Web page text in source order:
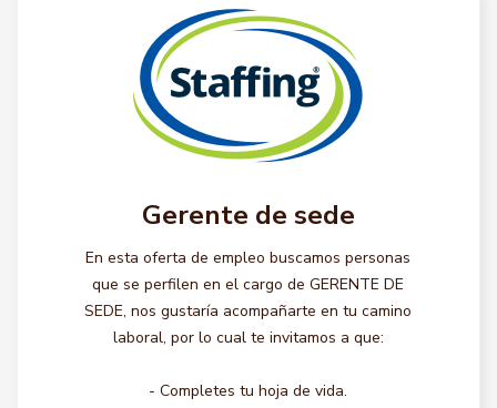
Gerente de sede
En esta oferta de empleo buscamos personas
que se perfilen en el cargo de GERENTE DE
SEDE, nos gustaría acompañarte en tu camino
laboral, por lo cual te invitamos a que:
- Completes tu hoja de vida.